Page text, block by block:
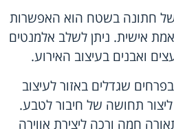
של חתונה בשטח הוא האפשרות
אישית. ניתן לשלב אלמנטים
ואבנים בעיצוב האירוע.
שגדלים באזור לעיצוב
תחושה של חיבור לטבע.
חמה ורכה ליצירת אווירה